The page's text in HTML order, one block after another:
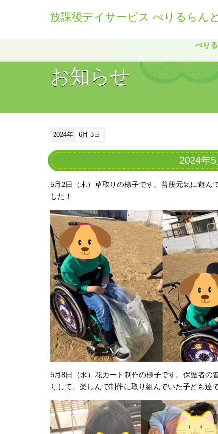
放課後デイサービス べりるらん
べり
お知らせ
2024年 6月 3日
2024年5
5月 2日（木）草取りの様子です。普段元気に遊
した！
5月8日（水）花カード制作の様子です。保護者
りして、楽しんで制作に取り組んでいた子ども達